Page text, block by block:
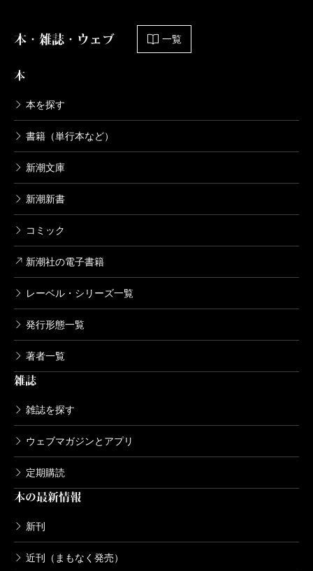
本・雑誌・ウェブ 一覧
本
本を探す
書籍（単行本など）
新潮文庫
新潮新書
コミック
新潮社の電子書籍
レーベル・シリーズ一覧
発行形態一覧
著者一覧
雑誌
雑誌を探す
ウェブマガジンとアプリ
定期購読
本の最新情報
新刊
近刊（まもなく発売）